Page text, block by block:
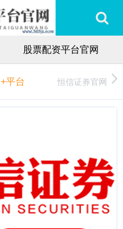
股票配资平台官网
+平台 恒信证券官网